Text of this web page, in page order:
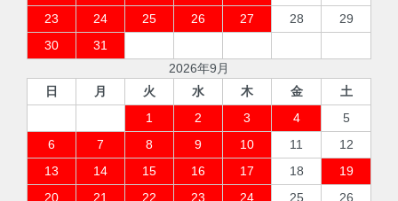
23
24 25 26 27 28
29
30
31
2026年9月
日
月 火 水 木 金
土
1
2 3 4
5
6
7 8 9 10 11
12
13
14 15 16 17 18
19
20
21 22 23 24 25
26